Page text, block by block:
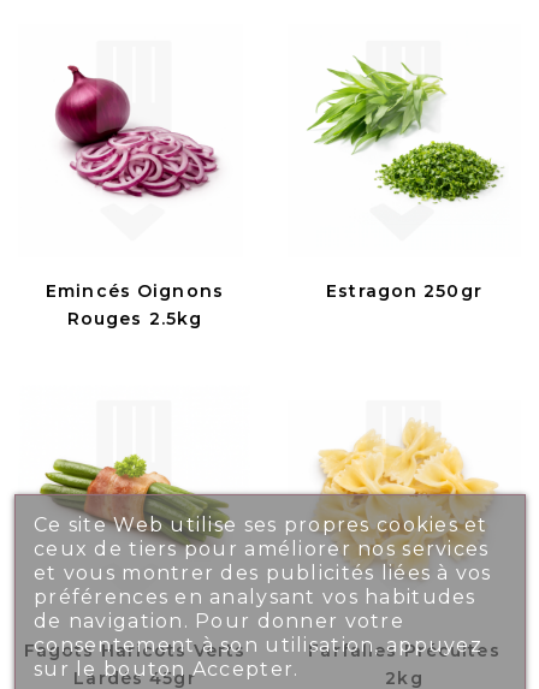
Emincés Oignons
Rouges 2.5kg
Estragon 250gr
Fagots Haricots Verts
Lardés 45gr
Farfalles Précuites
2kg
Ce site Web utilise ses propres cookies et
ceux de tiers pour améliorer nos services
et vous montrer des publicités liées à vos
préférences en analysant vos habitudes
de navigation. Pour donner votre
consentement à son utilisation, appuyez
sur le bouton Accepter.